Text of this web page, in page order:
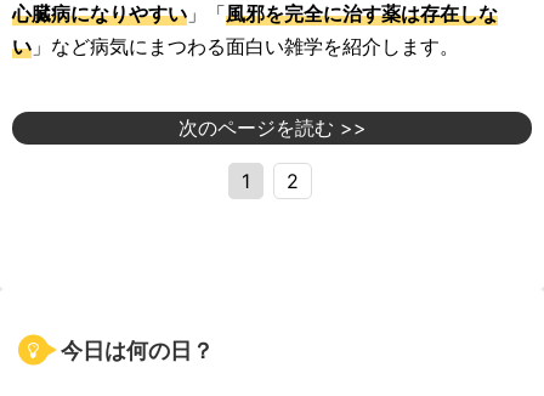
心臓病になりやすい 」「風邪を完全に治す薬は存在しな
い 」など病気にまつわる面白い雑学を紹介します。
次のページを読む >>
1 2
今日は何の日？